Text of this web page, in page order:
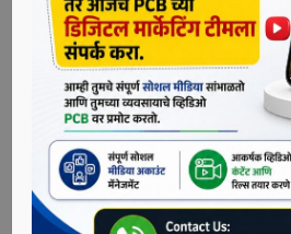
पिंपरी, दि. ३(पीसीबी) – आम आदमी
पिंपरीमध्ये जोरदार निदर्शने
आम आदमी पार्टी पिंपरी चिंचवड शहर च्या
रोजी डीलक्स चौक, पिंपरी येथे भाजप
विरोधात निदर्शने आंदोलन करण्यात
सारीपाटावरती गेल्या दहा-बारा
त्यांचा मास्टरमाईंड भाजपाच आहे आणि सत्ता
सर्कस इ डी सी बी आय सारख्या